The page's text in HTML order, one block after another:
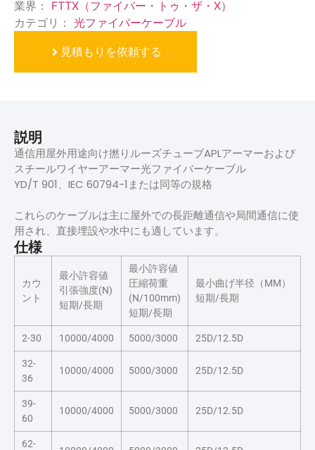
業界： FTTX（ファイバー・トゥ・ザ・X）
カテゴリ： 光ファイバーケーブル
見積もりを依頼する
説明
通信用屋外用途向け撚りルーズチューブAPLアーマーおよび
スチールワイヤーアーマー光ファイバーケーブル
YD/T 901、IEC 60794-1または同等の規格
これらのケーブルは主に屋外での長距離通信や局間通信に使
用され、直接埋設や水中にも適しています。
仕様
カウ
ント
最小許容値
引張強度(N)
短期/長期
最小許容値
圧縮荷重
(N/100mm)
短期/長期
最小曲げ半径（MM）
短期/長期
2-30 10000/4000 5000/3000 25D/12.5D
32-
36
10000/4000 5000/3000 25D/12.5D
39-
60
10000/4000 5000/3000 25D/12.5D
62-